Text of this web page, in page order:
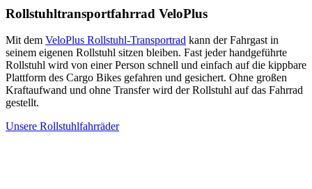
Rollstuhltransportfahrrad VeloPlus
Mit dem VeloPlus Rollstuhl-Transportrad kann der Fahrgast in
seinem eigenen Rollstuhl sitzen bleiben. Fast jeder handgeführte
Rollstuhl wird von einer Person schnell und einfach auf die kippbare
Plattform des Cargo Bikes gefahren und gesichert. Ohne großen
Kraftaufwand und ohne Transfer wird der Rollstuhl auf das Fahrrad
gestellt.
Unsere Rollstuhlfahrräder